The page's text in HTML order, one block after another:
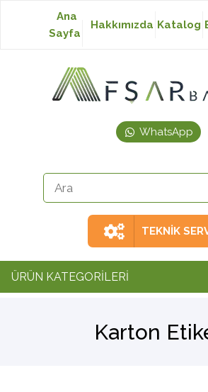
Baskısız Etiket
Japon Akmaz Yıkama
Ribon
Ana
Sayfa
Hakkımızda Katalog
WhatsApp
TEKNİK
ÜRÜN KATEGORİLERİ
Karton